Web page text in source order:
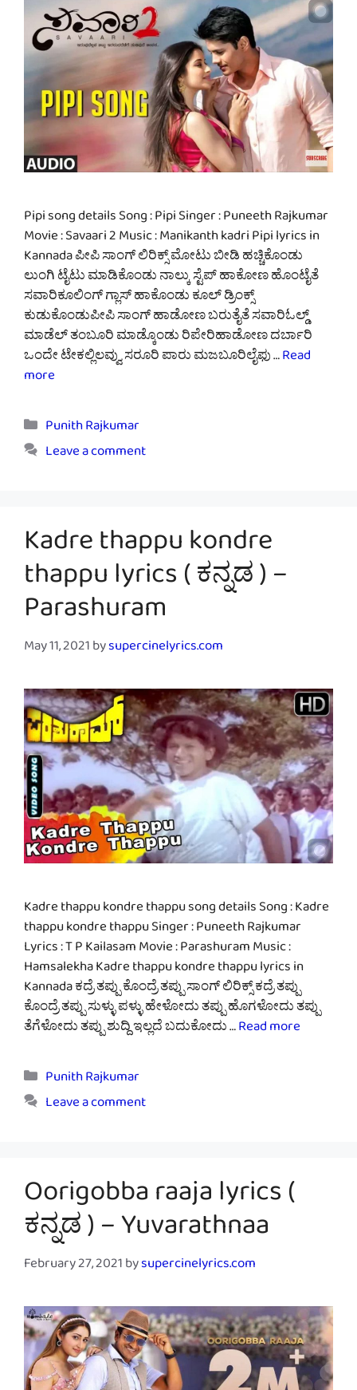
Pipi song details Song : Pipi Singer : Puneeth Rajkumar
Movie : Savaari 2 Music : Manikanth kadri Pipi lyrics in
Kannada ಪೀಪಿ ಸಾಂಗ್ ಲಿರಿಕ್ಸ್ ಮೋಟು ಬೀಡಿ ಹಚ್ಚಿಕೊಂಡು
ಲುಂಗಿ ಟೈಟು ಮಾಡಿಕೊಂಡು ನಾಲ್ಕು ಸ್ಟೆಪ್ ಹಾಕೋಣ ಹೊಂಟೈತೆ
ಸವಾರಿಕೂಲಿಂಗ್ ಗ್ಲಾಸ್ ಹಾಕೊಂಡು ಕೂಲ್ ಡ್ರಿಂಕ್ಸ್
ಕುಡುಕೊಂಡುಪೀಪಿ ಸಾಂಗ್ ಹಾಡೋಣ ಬರುತೈತೆ ಸವಾರಿಓಲ್ಡ್
ಮಾಡೆಲ್ ತಂಬೂರಿ ಮಾಡ್ಕೊಂಡು ರಿಪೇರಿಹಾಡೋಣ ದರ್ಬಾರಿ
ಒಂದೇ ಟೇಕಲ್ಲಿಲವ್ವು ಸರೂರಿ ಪಾರು ಮಜಬೂರಿಲೈಫು …Read
more
Categories
Punith Rajkumar
Leave a comment
Kadre thappu kondre
thappu lyrics ( ಕನ್ನಡ ) –
Parashuram
May 11, 2021bysupercinelyrics.com
Kadre thappu kondre thappu song details Song : Kadre
thappu kondre thappu Singer : Puneeth Rajkumar
Lyrics : T P Kailasam Movie : Parashuram Music :
Hamsalekha Kadre thappu kondre thappu lyrics in
Kannada ಕದ್ರೆ ತಪ್ಪು ಕೊಂದ್ರೆ ತಪ್ಪು ಸಾಂಗ್ ಲಿರಿಕ್ಸ್ ಕದ್ರೆ ತಪ್ಪು
ಕೊಂದ್ರೆ ತಪ್ಪು ಸುಳ್ಳು ಪಳ್ಳು ಹೇಳೋದು ತಪ್ಪು ಹೊಗಳೋದು ತಪ್ಪು
ತೆಗೆಳೋದು ತಪ್ಪು ಶುದ್ದಿ ಇಲ್ಲದೆ ಬದುಕೋದು …Read more
Categories
Punith Rajkumar
Leave a comment
Oorigobba raaja lyrics (
ಕನ್ನಡ ) – Yuvarathnaa
February 27, 2021bysupercinelyrics.com